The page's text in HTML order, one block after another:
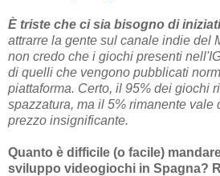
È triste che ci sia bisogno di
attrarre la gente sul canale indie del
non credo che i giochi presenti
di quelli che vengono pubblicati
piattaforma. Certo, il 95% dei giochi
spazzatura, ma il 5% rimanente vale
prezzo insignificante.
Quanto è difficile (o facile)
sviluppo videogiochi in Spagna?